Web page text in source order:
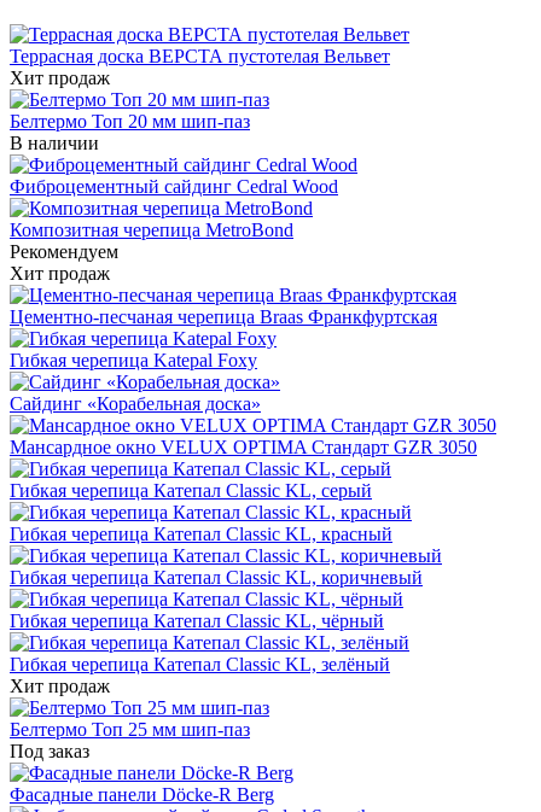
Террасная доска ВЕРСТА пустотелая Вельвет
Хит продаж
Белтермо Топ 20 мм шип-паз
В наличии
Фиброцементный сайдинг Cedral Wood
Композитная черепица MetroBond
Рекомендуем
Хит продаж
Цементно-песчаная черепица Braas Франкфуртская
Гибкая черепица Katepal Foxy
Сайдинг «Корабельная доска»
Мансардное окно VELUX OPTIMA Стандарт GZR 3050
Гибкая черепица Катепал Classic KL, серый
Гибкая черепица Катепал Classic KL, красный
Гибкая черепица Катепал Classic KL, коричневый
Гибкая черепица Катепал Classic KL, чёрный
Гибкая черепица Катепал Classic KL, зелёный
Хит продаж
Белтермо Топ 25 мм шип-паз
Под заказ
Фасадные панели Döcke-R Berg